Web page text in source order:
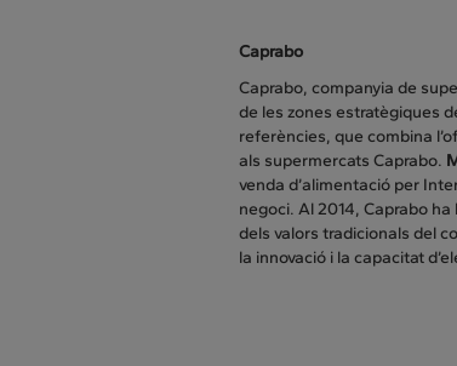
Caprabo
Caprabo, companyia de
de les zones estratègiques
referències, que combina
als supermercats Caprabo.
venda d’alimentació per
negoci. Al 2014, Caprabo ha
dels valors tradicionals del
la innovació i la capacitat